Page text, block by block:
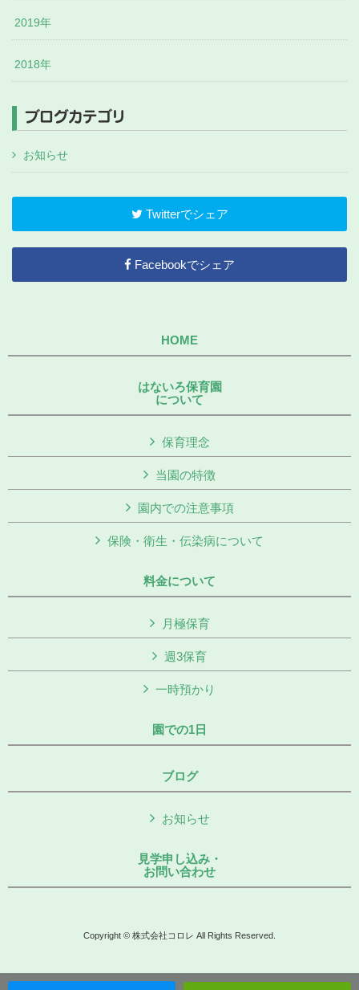
2019年
2018年
ブログカテゴリ
お知らせ
Twitterでシェア
Facebookでシェア
HOME
はないろ保育園
について
保育理念
当園の特徴
園内での注意事項
保険・衛生・伝染病について
料金について
月極保育
週3保育
一時預かり
園での1日
ブログ
お知らせ
見学申し込み・
お問い合わせ
Copyright © 株式会社コロレ All Rights Reserved.